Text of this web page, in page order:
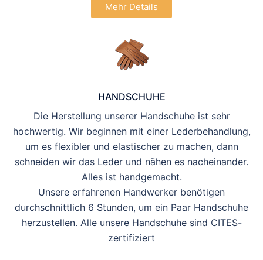
Mehr Details
HANDSCHUHE
Die Herstellung unserer Handschuhe ist sehr
hochwertig. Wir beginnen mit einer Lederbehandlung,
um es flexibler und elastischer zu machen, dann
schneiden wir das Leder und nähen es nacheinander.
Alles ist handgemacht.
Unsere erfahrenen Handwerker benötigen
durchschnittlich 6 Stunden, um ein Paar Handschuhe
herzustellen. Alle unsere Handschuhe sind CITES-
zertifiziert